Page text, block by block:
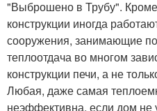
"Выброшено в Трубу".
конструкции иногда
сооружения, занимающие
теплоотдача во многом
конструкции печи, а не
Любая, даже самая
неэффективна, если дом не